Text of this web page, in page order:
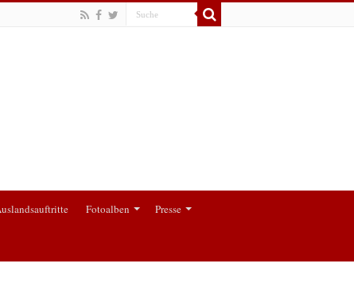
Fotoalben Presse